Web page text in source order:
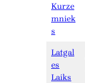
Kurze
mniek
s
Latgal
es
Laiks